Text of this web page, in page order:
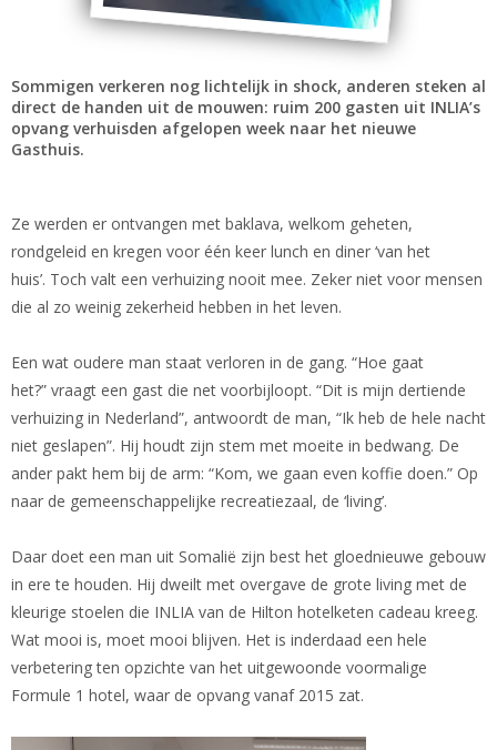
Sommigen verkeren nog lichtelijk in shock, anderen steken al
direct de handen uit de mouwen: ruim 200 gasten uit INLIA’s
opvang verhuisden afgelopen week naar het nieuwe
Gasthuis.
Ze werden er ontvangen met baklava, welkom geheten,
rondgeleid en kregen voor één keer lunch en diner ‘van het
huis’. Toch valt een verhuizing nooit mee. Zeker niet voor mensen
die al zo weinig zekerheid hebben in het leven.
Een wat oudere man staat verloren in de gang. “Hoe gaat
het?” vraagt een gast die net voorbijloopt. “Dit is mijn dertiende
verhuizing in Nederland”, antwoordt de man, “Ik heb de hele nacht
niet geslapen”. Hij houdt zijn stem met moeite in bedwang. De
ander pakt hem bij de arm: “Kom, we gaan even koffie doen.” Op
naar de gemeen­schappelijke recreatiezaal, de ‘living’.
Daar doet een man uit Somalië zijn best het gloednieuwe gebouw
in ere te houden. Hij dweilt met overgave de grote living met de
kleurige stoelen die INLIA van de Hilton hotelketen cadeau kreeg.
Wat mooi is, moet mooi blijven. Het is inderdaad een hele
verbetering ten opzichte van het uitgewoonde voormalige
Formule 1 hotel, waar de opvang vanaf 2015 zat.